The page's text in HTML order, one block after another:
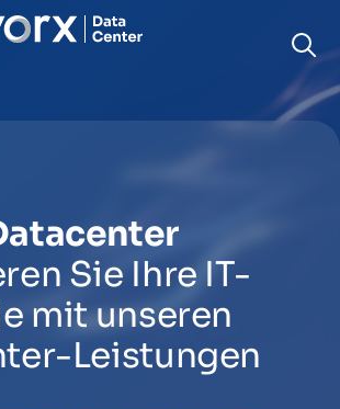
Sie Ihre IT-
mit unseren
Leistungen